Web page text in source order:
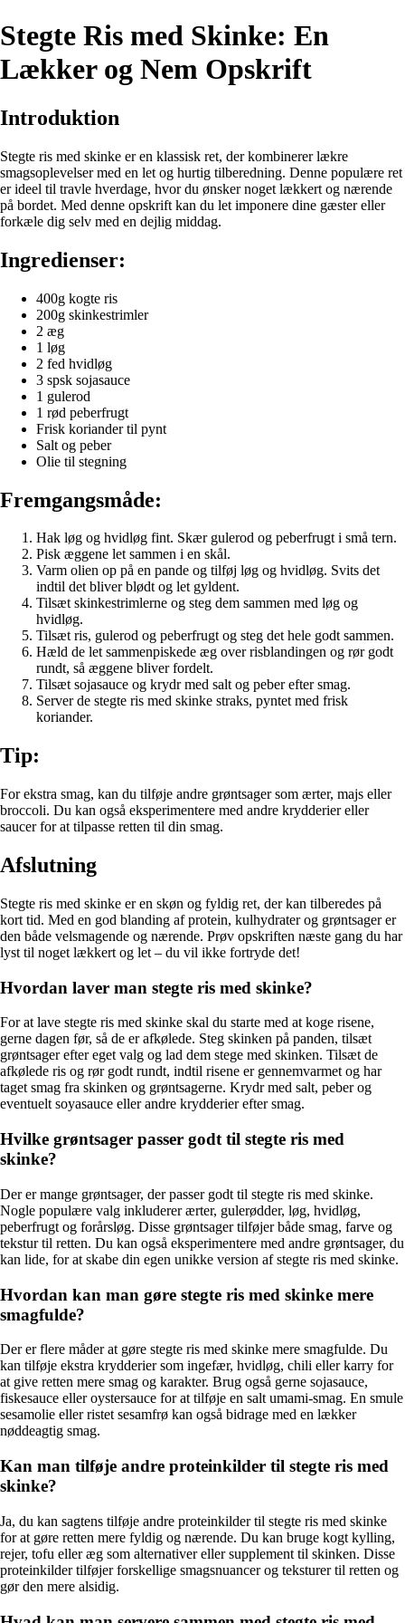
Stegte Ris med Skinke: En
Lækker og Nem Opskrift
Introduktion
Stegte ris med skinke er en klassisk ret, der kombinerer lækre
smagsoplevelser med en let og hurtig tilberedning. Denne populære ret
er ideel til travle hverdage, hvor du ønsker noget lækkert og nærende
på bordet. Med denne opskrift kan du let imponere dine gæster eller
forkæle dig selv med en dejlig middag.
Ingredienser:
400g kogte ris
200g skinkestrimler
2 æg
1 løg
2 fed hvidløg
3 spsk sojasauce
1 gulerod
1 rød peberfrugt
Frisk koriander til pynt
Salt og peber
Olie til stegning
Fremgangsmåde:
Hak løg og hvidløg fint. Skær gulerod og peberfrugt i små tern.
Pisk æggene let sammen i en skål.
Varm olien op på en pande og tilføj løg og hvidløg. Svits det
indtil det bliver blødt og let gyldent.
Tilsæt skinkestrimlerne og steg dem sammen med løg og
hvidløg.
Tilsæt ris, gulerod og peberfrugt og steg det hele godt sammen.
Hæld de let sammenpiskede æg over risblandingen og rør godt
rundt, så æggene bliver fordelt.
Tilsæt sojasauce og krydr med salt og peber efter smag.
Server de stegte ris med skinke straks, pyntet med frisk
koriander.
Tip:
For ekstra smag, kan du tilføje andre grøntsager som ærter, majs eller
broccoli. Du kan også eksperimentere med andre krydderier eller
saucer for at tilpasse retten til din smag.
Afslutning
Stegte ris med skinke er en skøn og fyldig ret, der kan tilberedes på
kort tid. Med en god blanding af protein, kulhydrater og grøntsager er
den både velsmagende og nærende. Prøv opskriften næste gang du har
lyst til noget lækkert og let – du vil ikke fortryde det!
Hvordan laver man stegte ris med skinke?
For at lave stegte ris med skinke skal du starte med at koge risene,
gerne dagen før, så de er afkølede. Steg skinken på panden, tilsæt
grøntsager efter eget valg og lad dem stege med skinken. Tilsæt de
afkølede ris og rør godt rundt, indtil risene er gennemvarmet og har
taget smag fra skinken og grøntsagerne. Krydr med salt, peber og
eventuelt soyasauce eller andre krydderier efter smag.
Hvilke grøntsager passer godt til stegte ris med
skinke?
Der er mange grøntsager, der passer godt til stegte ris med skinke.
Nogle populære valg inkluderer ærter, gulerødder, løg, hvidløg,
peberfrugt og forårsløg. Disse grøntsager tilføjer både smag, farve og
tekstur til retten. Du kan også eksperimentere med andre grøntsager, du
kan lide, for at skabe din egen unikke version af stegte ris med skinke.
Hvordan kan man gøre stegte ris med skinke mere
smagfulde?
Der er flere måder at gøre stegte ris med skinke mere smagfulde. Du
kan tilføje ekstra krydderier som ingefær, hvidløg, chili eller karry for
at give retten mere smag og karakter. Brug også gerne sojasauce,
fiskesauce eller oystersauce for at tilføje en salt umami-smag. En smule
sesamolie eller ristet sesamfrø kan også bidrage med en lækker
nøddeagtig smag.
Kan man tilføje andre proteinkilder til stegte ris med
skinke?
Ja, du kan sagtens tilføje andre proteinkilder til stegte ris med skinke
for at gøre retten mere fyldig og nærende. Du kan bruge kogt kylling,
rejer, tofu eller æg som alternativer eller supplement til skinken. Disse
proteinkilder tilføjer forskellige smagsnuancer og teksturer til retten og
gør den mere alsidig.